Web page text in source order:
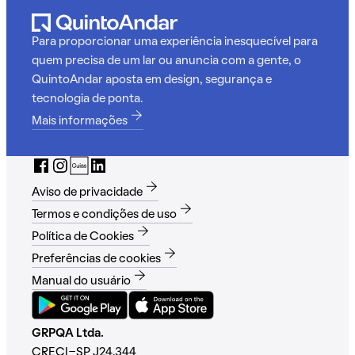
Para proporcionar uma experiência inesquecível para
quem precisa de um lar ou anuncia com a gente, o
QuintoAndar aposta em design, segurança e
tecnologia de ponta.
Mais informações
Aviso de privacidade
Termos e condições de uso
Política de Cookies
Preferências de cookies
Manual do usuário
GRPQA Ltda.